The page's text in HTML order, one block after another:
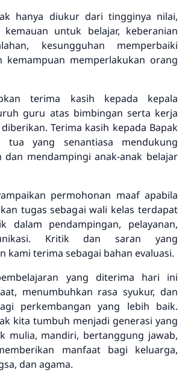
hanya diukur dari tingginya nilai,
untuk belajar, keberanian
kesungguhan memperbaiki
kemampuan memperlakukan orang
terima kasih kepada kepala
guru atas bimbingan serta kerja
Terima kasih kepada Bapak
yang senantiasa mendukung
dan mendampingi anak-anak belajar
permohonan maaf apabila
tugas sebagai wali kelas terdapat
dalam pendampingan, pelayanan,
Kritik dan saran yang
kami terima sebagai bahan evaluasi.
yang diterima hari ini
menumbuhkan rasa syukur, dan
perkembangan yang lebih baik.
kita tumbuh menjadi generasi yang
mulia, mandiri, bertanggung jawab,
manfaat bagi keluarga,
dan agama.